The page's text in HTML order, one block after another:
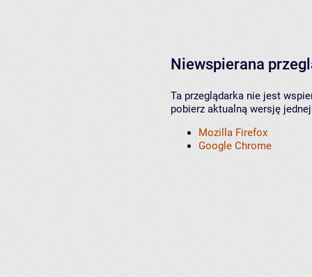
Niewspierana
Ta przeglądarka nie jest
pobierz aktualną wersję
Mozilla Firefox
Google Chrome